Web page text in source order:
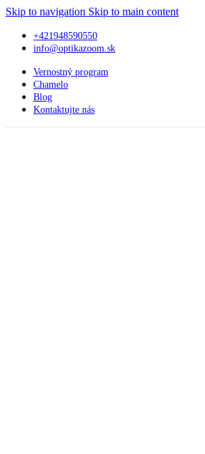
Skip to navigation Skip to main content
+421948590550
info@optikazoom.sk
Vernostný program
Chamelo
Blog
Kontaktujte nás